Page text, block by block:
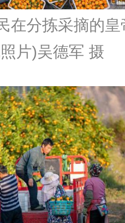
在分拣采摘的皇
片)吴德军 摄